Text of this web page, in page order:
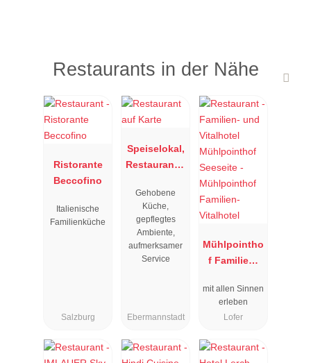
Restaurants in der Nähe
Ristorante
Beccofino
Italienische
Familienküche
Salzburg
Speiselokal,
Restaurant "
"
Gehobene
Küche,
gepflegtes
Ambiente,
aufmerksamer
Service
Ebermannstadt
Mühlpointho
f Familien-
mit allen Sinnen
erleben
Lofer